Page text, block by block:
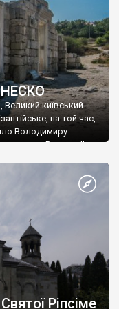
Великий київський
на той час,
Володимиру
Василю ІІ, та
християнином.
Таврійського
Ріпсіме